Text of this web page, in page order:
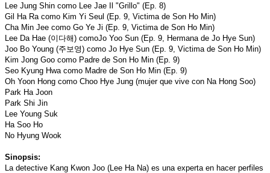
Lee Jung Shin como Lee Jae Il "Grillo" (Ep. 8)
Gil Ha Ra como Kim Yi Seul (Ep. 9, Victima de Son Ho Min)
Cha Min Jee como Go Ye Ji (Ep. 9, Victima de Son Ho Min)
Lee Da Hae (이다해) comoJo Yoo Sun (Ep. 9, Hermana de Jo Hye Sun)
Joo Bo Young (주보영) como Jo Hye Sun (Ep. 9, Victima de Son Ho Min)
Kim Jong Goo como Padre de Son Ho Min (Ep. 9)
Seo Kyung Hwa como Madre de Son Ho Min (Ep. 9)
Oh Yoon Hong como Choo Hye Jung (mujer que vive con Na Hong Soo)
Park Ha Joon
Park Shi Jin
Lee Young Suk
Ha Soo Ho
No Hyung Wook
Sinopsis:
La detective Kang Kwon Joo (Lee Ha Na) es una experta en hacer perfiles